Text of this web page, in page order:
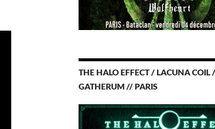
THE HALO EFFECT / LACUNA
GATHERUM // PARIS